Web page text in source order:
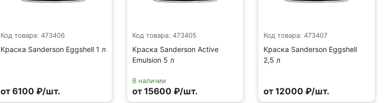
Код товара: 473406
Краска Sanderson Eggshell 1 л
от 6100 ₽/шт.
Код товара: 473405
Краска Sanderson Active
Emulsion 5 л
В наличии
от 15600 ₽/шт.
Код товара: 473407
Краска Sanderson Eggshell
2,5 л
от 12000 ₽/шт.